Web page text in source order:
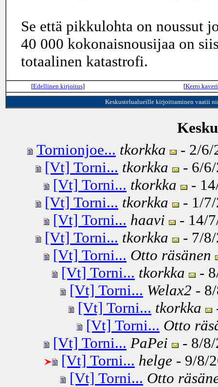
Se että pikkulohta on noussut
40 000 kokonaisnousijaa on
totaalinen katastrofi.
[Edellinen kirjoitus] [Kerro
Keskustelualueille kirjoittaminen vaatii
Tornionjoe... tkorkka
- 2/6/
[Vt] Torni... tkorkka
- 6/
[Vt] Torni... tkorkka
-
[Vt] Torni... tkorkka
- 1/
[Vt] Torni... haavi
- 14/
[Vt] Torni... tkorkka
- 7/
[Vt] Torni... Otto räsänen
[Vt] Torni... tkorkka
-
[Vt] Torni... Welax2 -
[Vt] Torni... tkorkka
[Vt] Torni... Otto
[Vt] Torni... PaPei
- 8/
[Vt] Torni... helge - 9/8/
[Vt] Torni... Otto